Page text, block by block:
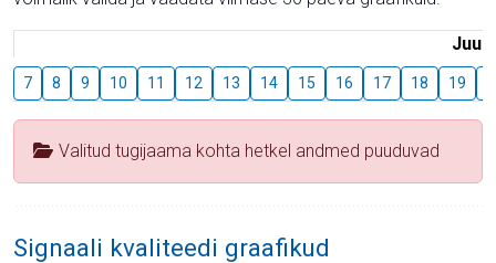
Juuli
7 8 9 10 11 12 13 14 15 16 17 18 19
Valitud tugijaama kohta hetkel andmed puuduvad
Signaali kvaliteedi graafikud